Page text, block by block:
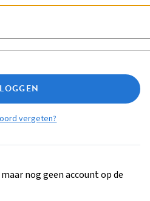
vergeten?
nog geen account op de